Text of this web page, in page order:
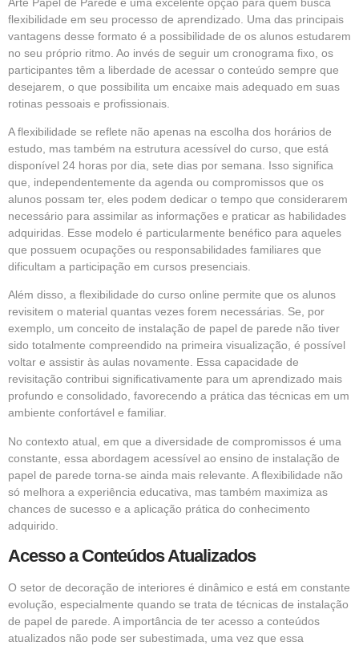
flexibilidade em seu processo de aprendizado. Uma das principais
vantagens desse formato é a possibilidade de os alunos estudarem
no seu próprio ritmo. Ao invés de seguir um cronograma fixo, os
participantes têm a liberdade de acessar o conteúdo sempre que
desejarem, o que possibilita um encaixe mais adequado em suas
rotinas pessoais e profissionais.
A flexibilidade se reflete não apenas na escolha dos horários de
estudo, mas também na estrutura acessível do curso, que está
disponível 24 horas por dia, sete dias por semana. Isso significa
que, independentemente da agenda ou compromissos que os
alunos possam ter, eles podem dedicar o tempo que considerarem
necessário para assimilar as informações e praticar as habilidades
adquiridas. Esse modelo é particularmente benéfico para aqueles
que possuem ocupações ou responsabilidades familiares que
dificultam a participação em cursos presenciais.
Além disso, a flexibilidade do curso online permite que os alunos
revisitem o material quantas vezes forem necessárias. Se, por
exemplo, um conceito de instalação de papel de parede não tiver
sido totalmente compreendido na primeira visualização, é possível
voltar e assistir às aulas novamente. Essa capacidade de
revisitação contribui significativamente para um aprendizado mais
profundo e consolidado, favorecendo a prática das técnicas em um
ambiente confortável e familiar.
No contexto atual, em que a diversidade de compromissos é uma
constante, essa abordagem acessível ao ensino de instalação de
papel de parede torna-se ainda mais relevante. A flexibilidade não
só melhora a experiência educativa, mas também maximiza as
chances de sucesso e a aplicação prática do conhecimento
adquirido.
Acesso a Conteúdos Atualizados
O setor de decoração de interiores é dinâmico e está em constante
evolução, especialmente quando se trata de técnicas de instalação
de papel de parede. A importância de ter acesso a conteúdos
atualizados não pode ser subestimada, uma vez que essa